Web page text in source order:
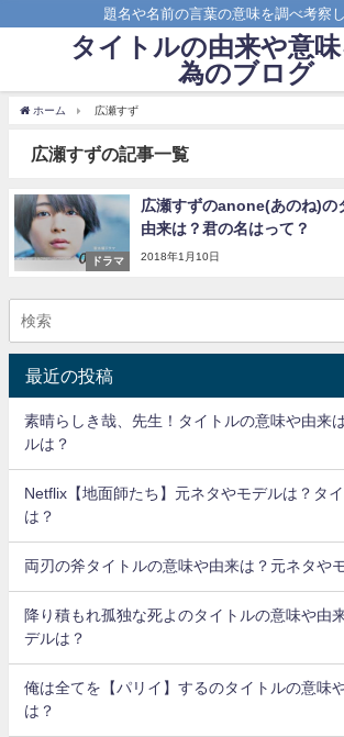
題名や名前の言葉の意味を調べ考察
タイトルの由来や意
為のブログ
ホーム 広瀬すず
広瀬すずの記事一覧
ドラマ
広瀬すずのanone(あのね)の
由来は？君の名はって？
2018年1月10日
最近の投稿
素晴らしき哉、先生！タイトルの意味や由来
ルは？
Netflix【地面師たち】元ネタやモデルは？タ
は？
両刃の斧タイトルの意味や由来は？元ネタや
降り積もれ孤独な死よのタイトルの意味や由
デルは？
俺は全てを【パリイ】するのタイトルの意味
は？